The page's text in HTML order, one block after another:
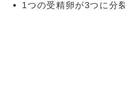
1つの受精卵が3つに分